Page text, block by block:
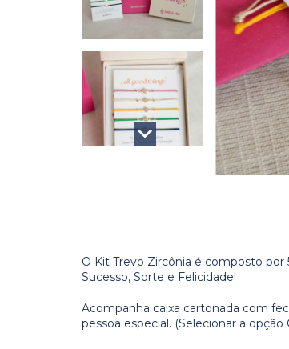
O Kit Trevo Zircônia é composto por
Sucesso, Sorte e Felicidade!
Acompanha caixa cartonada com
pessoa especial. (Selecionar a opção